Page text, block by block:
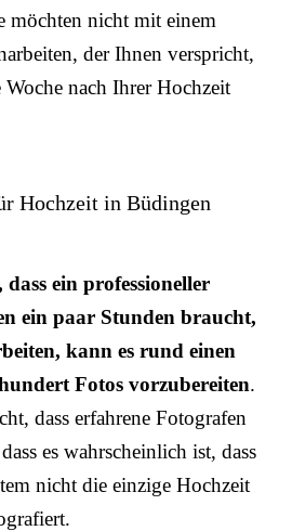
möchten nicht mit einem
der Ihnen verspricht,
nach Ihrer Hochzeit
ein professioneller
ein paar Stunden braucht,
kann es rund einen
Fotos vorzubereiten.
dass erfahrene Fotografen
es wahrscheinlich ist, dass
nicht die einzige Hochzeit